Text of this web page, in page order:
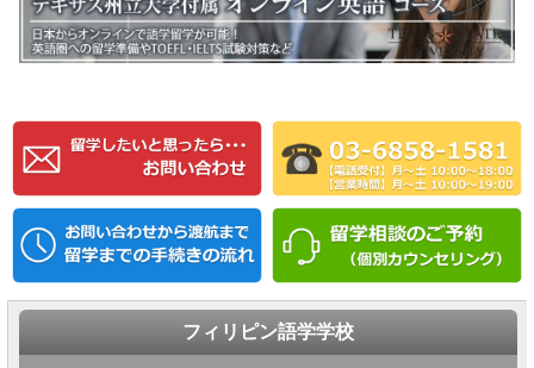
フィリピン語学学校